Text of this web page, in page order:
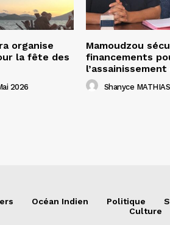
organise
la fête des
2026
Mamoudzou
financements
Shanyce
Océan Indien Politique
Culture